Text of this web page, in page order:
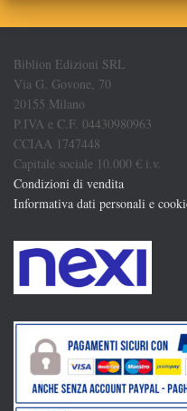
Biblion Edizioni SRL
Via G. Govone, 70
20155 Milano
P.IVA e C.F. 04430980963
CCIAA 1747448
Capitale sociale 10.000 € i.v.
Condizioni di vendita
Informativa dati personali e